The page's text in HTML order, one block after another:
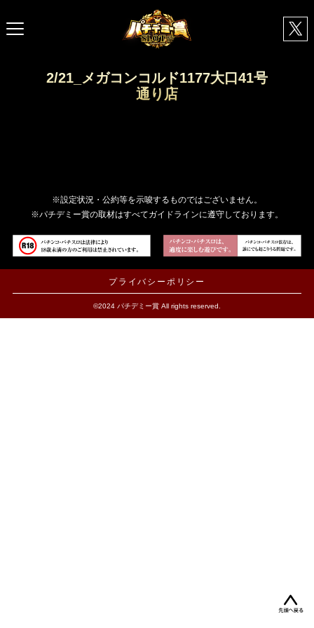
2/21_メガコンコルド1177大口41号
通り店
※設定状況・公約等を示唆するものではございません。
※パチデミー賞の取材はすべてガイドラインに遵守しております。
プライバシーポリシー
©2024 パチデミー賞 All rights reserved.